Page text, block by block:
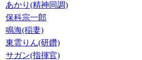
あかり(精神同調)
保科宗一郎
鳴海(稲妻)
東雲りん(研鑽)
サガン(指揮官)